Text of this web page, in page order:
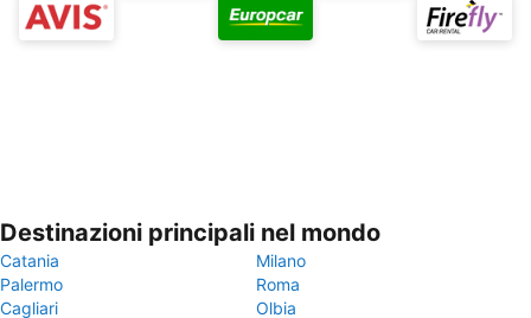
Destinazioni principali nel mondo
Catania
Milano
Palermo
Roma
Cagliari
Olbia